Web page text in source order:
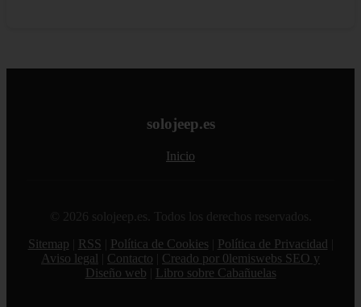
solojeep.es
Inicio
© 2026 solojeep.es. Todos los derechos reservados.
Sitemap
RSS Política de Cookies Política de Privacidad
Aviso legal
Contacto
Creado por 0lemiswebs SEO y
Diseño web
Libro sobre Cabañuelas